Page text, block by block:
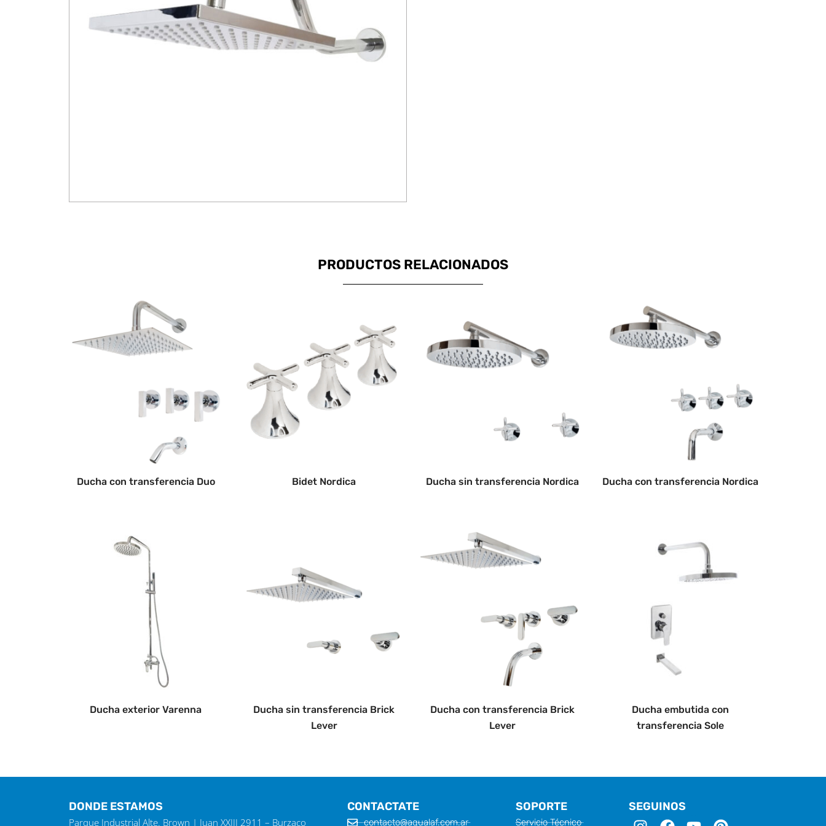
PRODUCTOS RELACIONADOS
Ducha con transferencia Duo Bidet Nordica Ducha sin transferencia Nordica Ducha con transferencia Nordica
Ducha exterior Varenna
Ducha sin transferencia Brick
Lever
Ducha con transferencia Brick
Lever
Ducha embutida con
transferencia Sole
DONDE ESTAMOS
Parque Industrial Alte. Brown | Juan XXIII 2911 – Burzaco
CONTACTATE
contacto@aqualaf.com.ar
SOPORTE
Servicio Técnico
SEGUINOS
I F Y P